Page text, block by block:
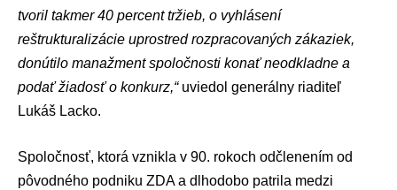
tvoril takmer 40 percent tržieb, o vyhlásení
reštrukturalizácie uprostred rozpracovaných zákaziek,
donútilo manažment spoločnosti konať neodkladne a
podať žiadosť o konkurz,“uviedol generálny riaditeľ
Lukáš Lacko.
Spoločnosť, ktorá vznikla v 90. rokoch odčlenením od
pôvodného podniku ZDA a dlhodobo patrila medzi